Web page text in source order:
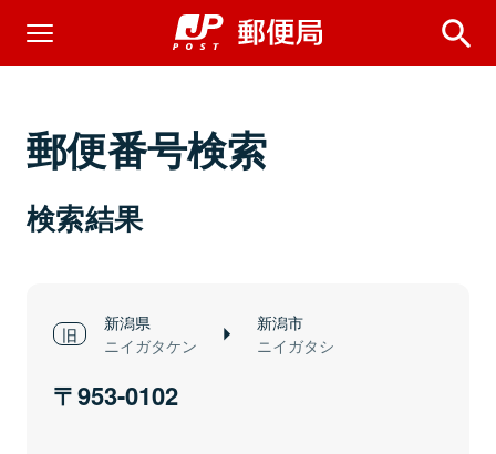
郵便番号検索
検索結果
新潟県
ニイガタケン
新潟市
ニイガタシ
953-0102